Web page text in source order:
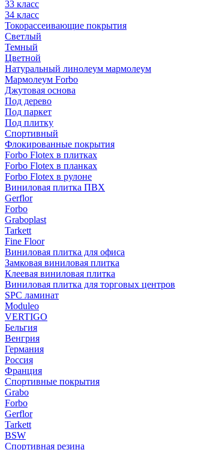
33 класс
34 класс
Токорассеивающие покрытия
Светлый
Темный
Цветной
Натуральный линолеум мармолеум
Мармолеум Forbo
Джутовая основа
Под дерево
Под паркет
Под плитку
Спортивный
Флокированные покрытия
Forbo Flotex в плитках
Forbo Flotex в планках
Forbo Flotex в рулоне
Виниловая плитка ПВХ
Gerflor
Forbo
Graboplast
Tarkett
Fine Floor
Виниловая плитка для офиса
Замковая виниловая плитка
Клеевая виниловая плитка
Виниловая плитка для торговых центров
SPC ламинат
Moduleo
VERTIGO
Бельгия
Венгрия
Германия
Россия
Франция
Спортивные покрытия
Grabo
Forbo
Gerflor
Tarkett
BSW
Спортивная резина